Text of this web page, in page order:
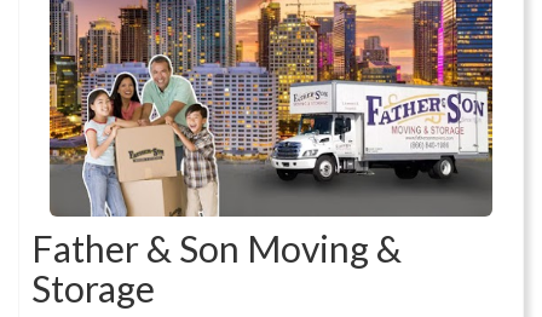
Father & Son Moving &
Storage